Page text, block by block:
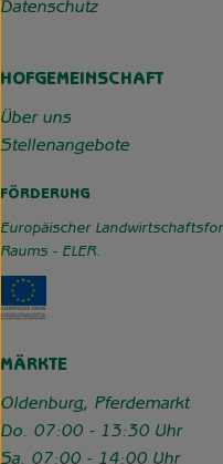
Datenschutz
HOFGEMEINSCHAFT
Über uns
Stellenangebote
FÖRDERUNG
Europäischer
Raums - ELER.
MÄRKTE
Oldenburg, Pferdemarkt
Do. 07:00 - 13:30 Uhr